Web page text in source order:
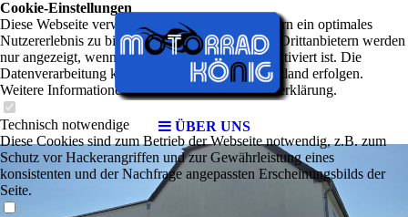
ÜBER UNS
Cookie-Einstellungen
Diese Webseite verwendet Cookies, um Besuchern ein optimales
Nutzererlebnis zu bieten. Bestimmte Inhalte von Drittanbietern werden
nur angezeigt, wenn die entsprechende Option aktiviert ist. Die
Datenverarbeitung kann dann auch in einem Drittland erfolgen.
Weitere Informationen hierzu in der Datenschutzerklärung.
Technisch notwendige
Diese Cookies sind zum Betrieb der Webseite notwendig, z.B. zum
Schutz vor Hackerangriffen und zur Gewährleistung eines
konsistenten und der Nachfrage angepassten Erscheinungsbilds der
Seite.